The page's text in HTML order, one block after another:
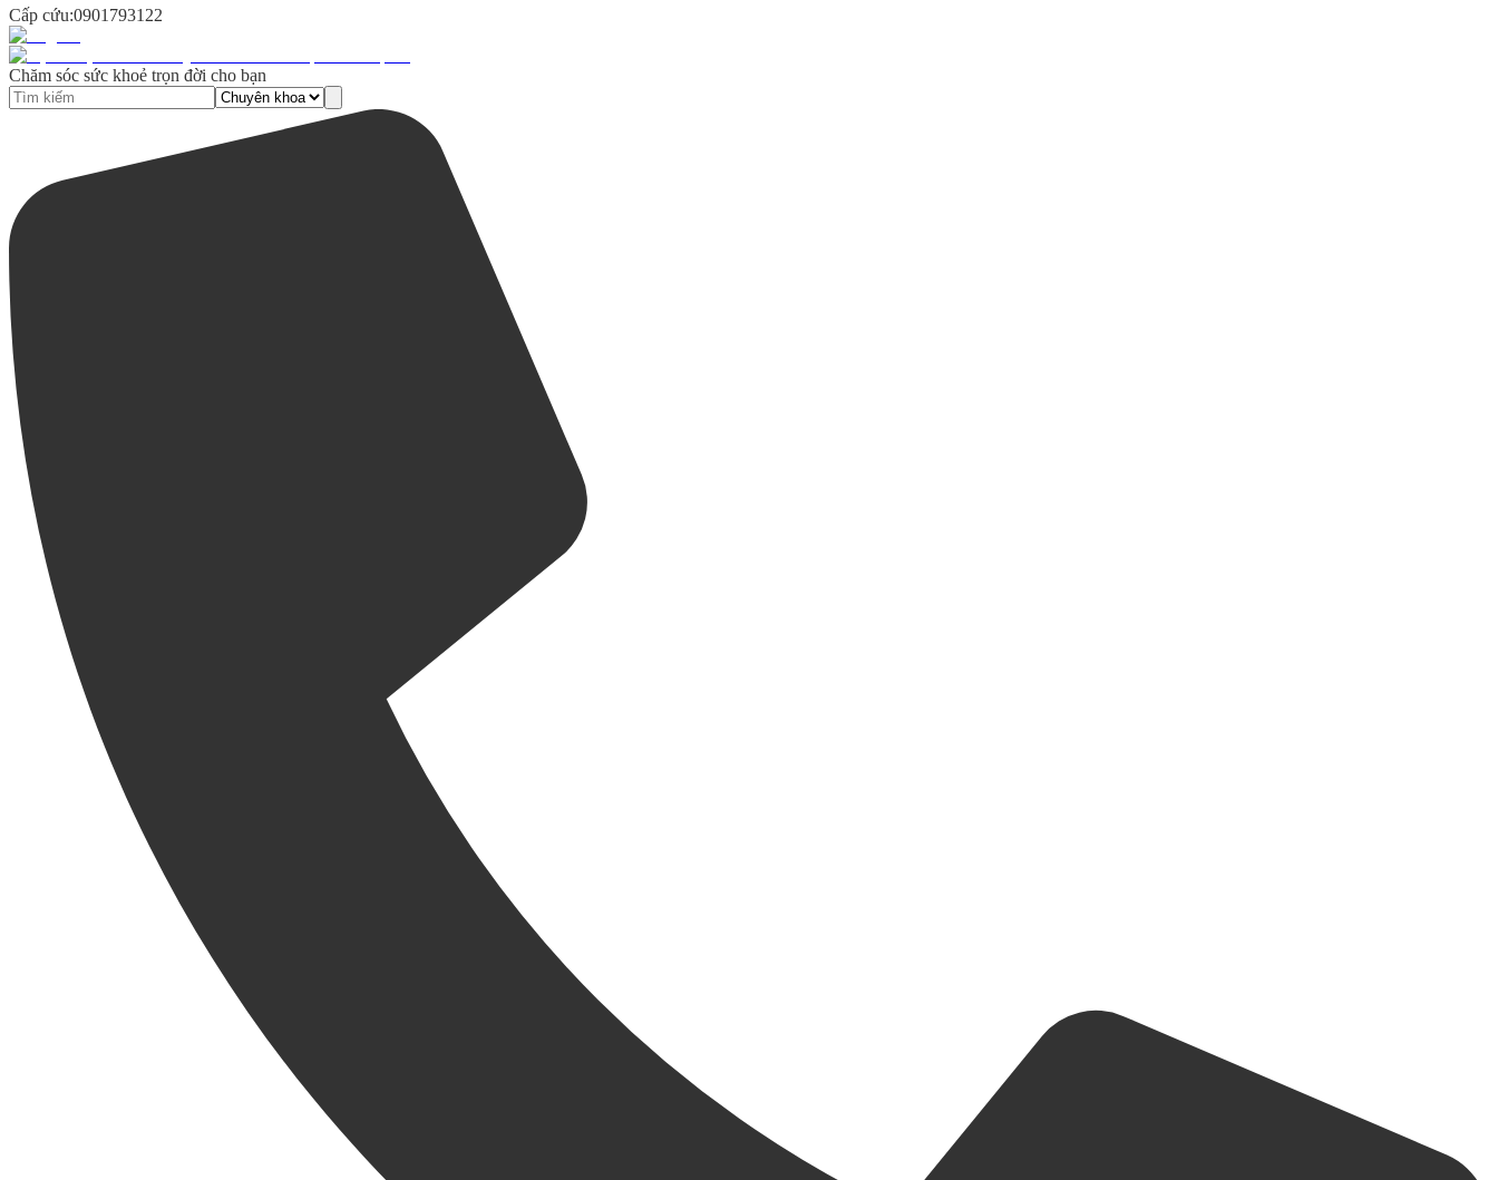
Cấp cứu:0901793122
Chăm sóc sức khoẻ trọn đời cho bạn